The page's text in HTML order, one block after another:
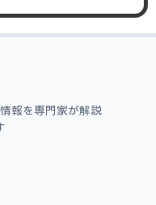
報を専門家が解説